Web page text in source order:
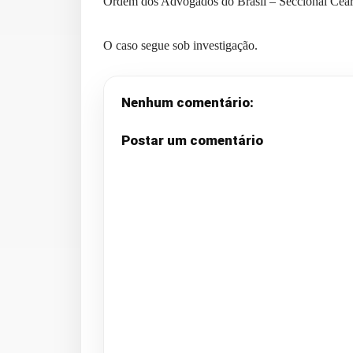
O caso segue sob investigação.
Nenhum comentário:
Postar um comentário